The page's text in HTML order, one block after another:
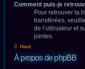
Comment puis-je
Pour retrouver la
transférées,
de l’utilisateur et
jointes.
Haut
À propos de phpBB